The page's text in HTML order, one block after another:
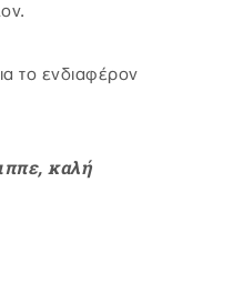
το ενδιαφέρον
καλή